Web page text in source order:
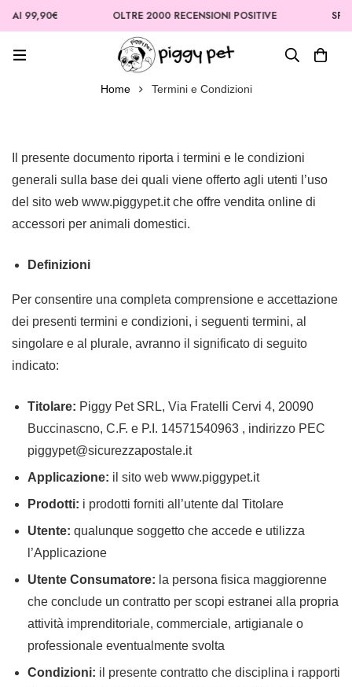
OLTRE 2000 RECENSIONI POSITIVE
Home Termini e Condizioni
Il presente documento riporta i termini e le condizioni
generali sulla base dei quali viene offerto agli utenti l’uso
del sito web www.piggypet.it che offre vendita online di
accessori per animali domestici.
Definizioni
Per consentire una completa comprensione e accettazione
dei presenti termini e condizioni, i seguenti termini, al
singolare e al plurale, avranno il significato di seguito
indicato:
Titolare: Piggy Pet SRL, Via Fratelli Cervi 4, 20090
Buccinascno, C.F. e P.I. 14571540963 , indirizzo PEC
piggypet@sicurezzapostale.it
Applicazione: il sito web www.piggypet.it
Prodotti: i prodotti forniti all’utente dal Titolare
Utente: qualunque soggetto che accede e utilizza
l’Applicazione
Utente Consumatore: la persona fisica maggiorenne
che conclude un contratto per scopi estranei alla propria
attività imprenditoriale, commerciale, artigianale o
professionale eventualmente svolta
Condizioni: il presente contratto che disciplina i rapporti